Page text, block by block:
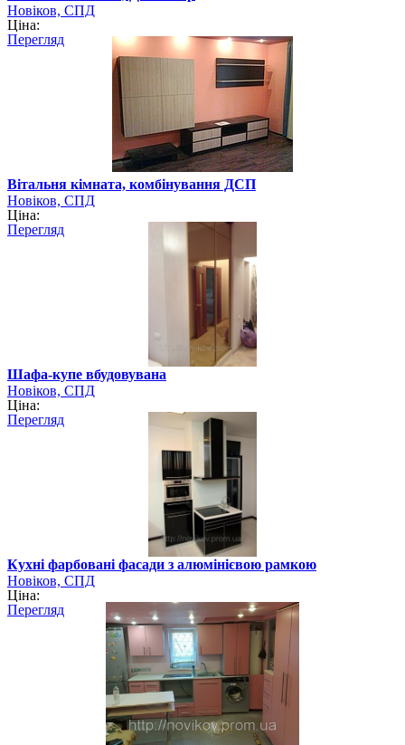
Новіков, СПД
Ціна:
Перегляд
Вітальня кімната, комбінування ДСП
Новіков, СПД
Ціна:
Перегляд
Шафа-купе вбудовувана
Новіков, СПД
Ціна:
Перегляд
Кухні фарбовані фасади з алюмінієвою рамкою
Новіков, СПД
Ціна:
Перегляд